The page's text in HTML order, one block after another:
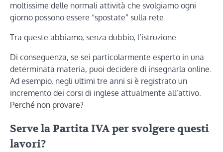
moltissime delle normali attività che svolgiamo ogni
giorno possono essere “spostate” sulla rete.
Tra queste abbiamo, senza dubbio, l’istruzione.
Di conseguenza, se sei particolarmente esperto in una
determinata materia, puoi decidere di insegnarla online.
Ad esempio, negli ultimi tre anni si è registrato un
incremento dei corsi di inglese attualmente all’attivo.
Perché non provare?
Serve la Partita IVA per svolgere questi
lavori?